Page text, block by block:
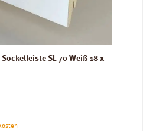
Sockelleiste SL 70 Weiß 18 x